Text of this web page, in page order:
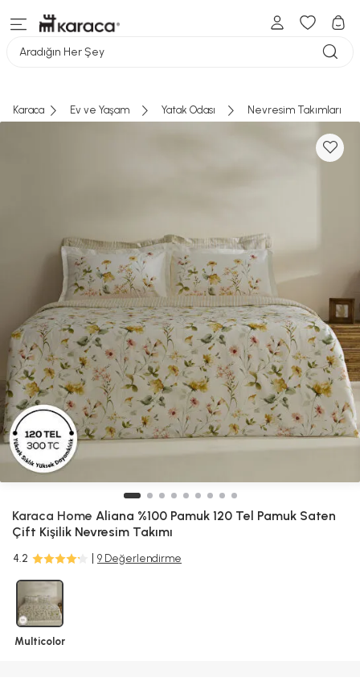
Aradığın Her Şey
Karaca Ev ve Yaşam Yatak Odası Nevresim Takımları
Karaca Home Aliana %100 Pamuk 120 Tel Pamuk Saten
Çift Kişilik Nevresim Takımı
4.2 9 Değerlendirme
Multicolor